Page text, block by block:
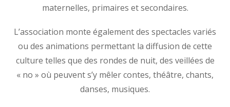
maternelles, primaires et secondaires.
L’association monte également des spectacles variés
ou des animations permettant la diffusion de cette
culture telles que des rondes de nuit, des veillées de
« no » où peuvent s’y mêler contes, théâtre, chants,
danses, musiques.